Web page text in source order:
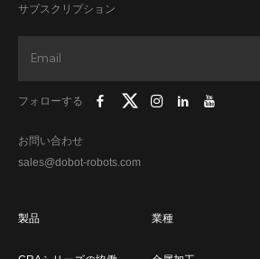
サブスクリプション
フォローする
お問い合わせ
sales@dobot-robots.com
製品 業種